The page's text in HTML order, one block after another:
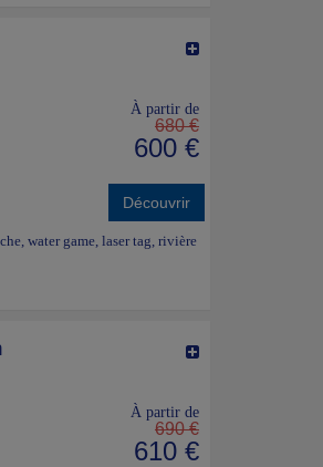
À partir de
680 €
600 €
Découvrir
water game, laser tag, rivière
À partir de
690 €
610 €